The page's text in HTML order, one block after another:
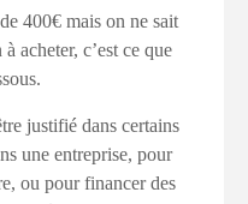
400€ mais on ne sait
acheter, c’est ce que
justifié dans certains
une entreprise, pour
ou pour financer des